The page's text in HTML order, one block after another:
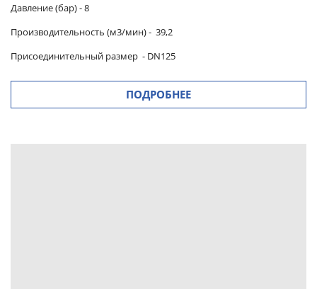
Давление (бар) -8
Производительность (м3/мин)- 39,2
Присоединительный размер - DN125
ПОДРОБНЕЕ